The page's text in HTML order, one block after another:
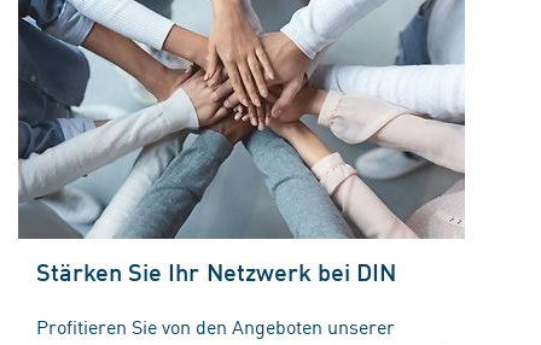
Stärken Sie Ihr Netzwerk bei DIN
Profitieren Sie von den Angeboten unserer